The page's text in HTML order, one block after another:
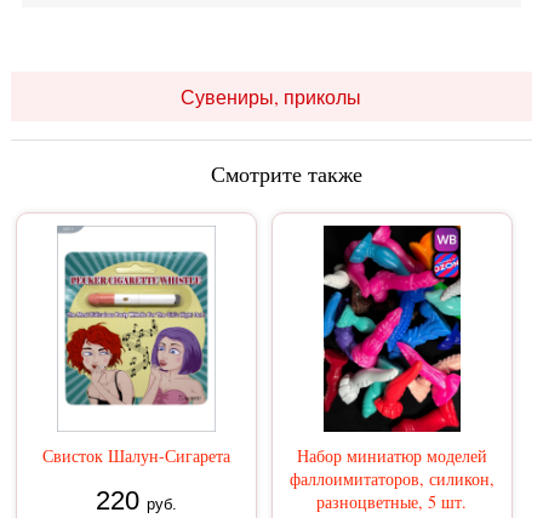
Сувениры, приколы
Смотрите также
Свисток Шалун-Сигарета
220 руб.
Набор миниатюр моделей
фаллоимитаторов, силикон,
разноцветные, 5 шт.